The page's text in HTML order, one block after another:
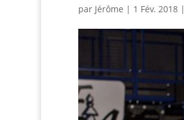
par Jérôme | 1 Fév. 2018|